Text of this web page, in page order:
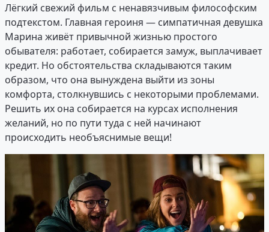
Лёгкий свежий фильм с ненавязчивым философским
подтекстом. Главная героиня — симпатичная девушка
Марина живёт привычной жизнью простого
обывателя: работает, собирается замуж, выплачивает
кредит. Но обстоятельства складываются таким
образом, что она вынуждена выйти из зоны
комфорта, столкнувшись с некоторыми проблемами.
Решить их она собирается на курсах исполнения
желаний, но по пути туда с ней начинают
происходить необъяснимые вещи!